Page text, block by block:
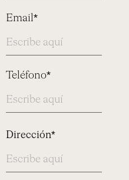
Email*
Teléfono*
Address
Dirección*